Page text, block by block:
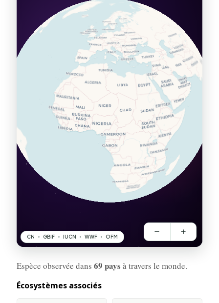
Espèce observée dans 69 pays à travers le monde.
Écosystèmes associés